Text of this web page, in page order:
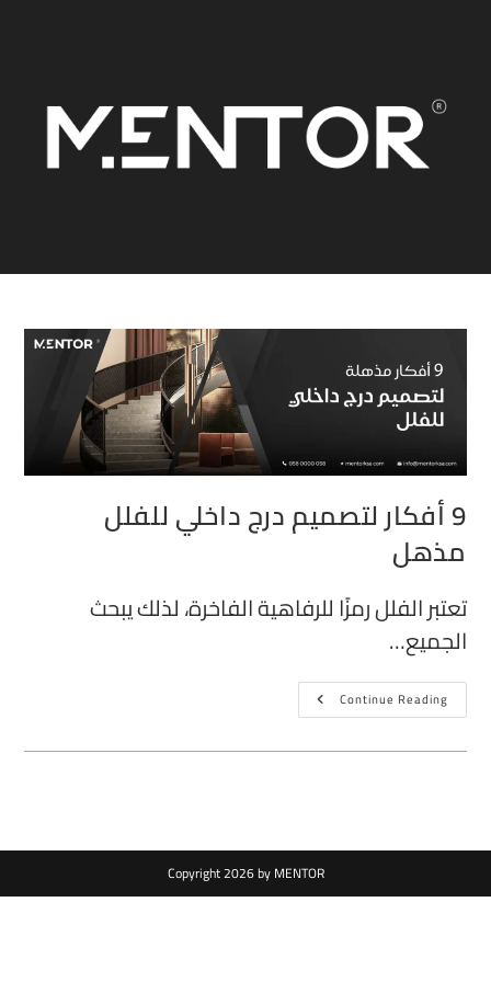
9 أفكار لتصميم درج داخلي للفلل
مذهل
تعتبر الفلل رمزًا للرفاهية الفاخرة، لذلك يبحث
الجميع…
Continue Reading
Copyright 2026 by MENTOR